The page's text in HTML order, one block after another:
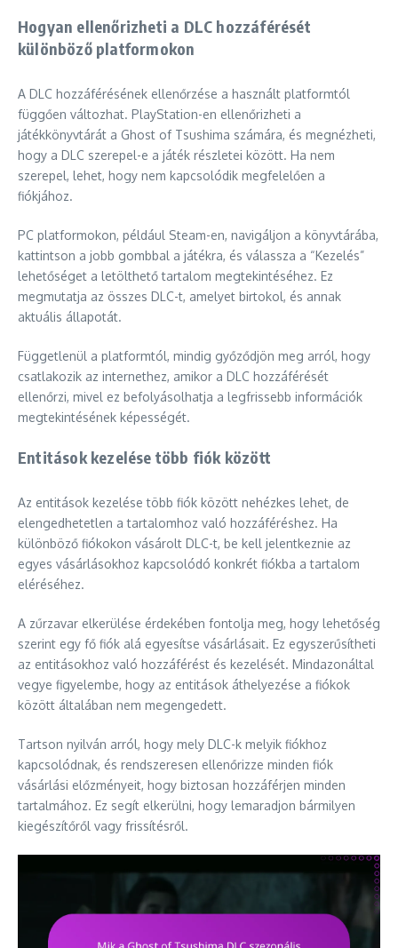
Hogyan ellenőrizheti a DLC hozzáférését
különböző platformokon
A DLC hozzáférésének ellenőrzése a használt platformtól
függően változhat. PlayStation-en ellenőrizheti a
játékkönyvtárát a Ghost of Tsushima számára, és megnézheti,
hogy a DLC szerepel-e a játék részletei között. Ha nem
szerepel, lehet, hogy nem kapcsolódik megfelelően a
fiókjához.
PC platformokon, például Steam-en, navigáljon a könyvtárába,
kattintson a jobb gombbal a játékra, és válassza a “Kezelés”
lehetőséget a letölthető tartalom megtekintéséhez. Ez
megmutatja az összes DLC-t, amelyet birtokol, és annak
aktuális állapotát.
Függetlenül a platformtól, mindig győződjön meg arról, hogy
csatlakozik az internethez, amikor a DLC hozzáférését
ellenőrzi, mivel ez befolyásolhatja a legfrissebb információk
megtekintésének képességét.
Entitások kezelése több fiók között
Az entitások kezelése több fiók között nehézkes lehet, de
elengedhetetlen a tartalomhoz való hozzáféréshez. Ha
különböző fiókokon vásárolt DLC-t, be kell jelentkeznie az
egyes vásárlásokhoz kapcsolódó konkrét fiókba a tartalom
eléréséhez.
A zűrzavar elkerülése érdekében fontolja meg, hogy lehetőség
szerint egy fő fiók alá egyesítse vásárlásait. Ez egyszerűsítheti
az entitásokhoz való hozzáférést és kezelését. Mindazonáltal
vegye figyelembe, hogy az entitások áthelyezése a fiókok
között általában nem megengedett.
Tartson nyilván arról, hogy mely DLC-k melyik fiókhoz
kapcsolódnak, és rendszeresen ellenőrizze minden fiók
vásárlási előzményeit, hogy biztosan hozzáférjen minden
tartalmához. Ez segít elkerülni, hogy lemaradjon bármilyen
kiegészítőről vagy frissítésről.